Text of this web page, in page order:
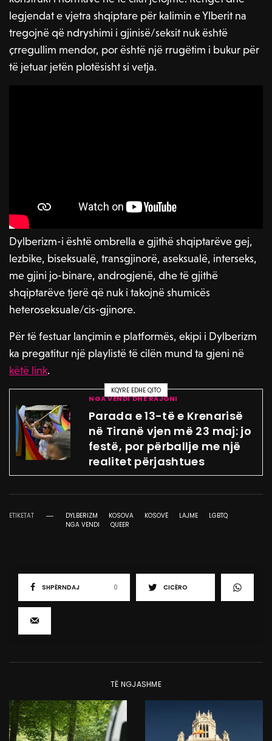
legjendat e vjetra shqiptare për kalimin e Ylberit na
tregojnë që ndryshimi i gjinisë/seksit nuk është
çrregullim mendor, por është një rrugëtim i bukur për
të jetuar jetën plotësisht si vetja.
P
l
a
y
-00:42
u
t
e
t
g
s
n
t
u
r
a
Dylberizm-i është ombrella e gjithë shqiptarëve gej,
lezbike, biseksualë, transgjinorë, aseksualë, interseks,
me gjini jo-binare, androgjenë, dhe të gjithë
shqiptarëve tjerë që nuk i takojnë shumicës
heteroseksuale/cis-gjinore.
Për të festuar lançimin e platformës, ekipi i Dylberizm
ka pregatitur një playlistë të cilën mund ta gjeni në
këtë link.
KQYRE EDHE QITO
NGA VENDI DHE RAJONI
Parada e 13-të e Krenarisë
në Tiranë vjen më 23 maj: jo
festë, por përballje me një
realitet përjashtues
ETIKETAT DYLBERIZM KOSOVA KOSOVË LAJME
LGBTQ
NGA VENDI
QUEER
SHPËRNDAJ 0 CICËRO
TË NGJASHME